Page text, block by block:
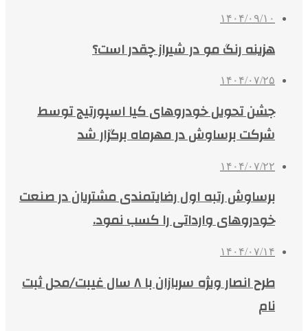
۱۴۰۴/۰۹/۱۰
هزینه رنگ مو در شیراز چقدر است؟
۱۴۰۴/۰۷/۲۵
جشن تحویل خودروهای کیا اسپورتیج توسط
شرکت برساوش در مهرماه برگزار شد
۱۴۰۴/۰۷/۲۲
برساوش رتبه اول رضایتمندی مشتریان در صنعت
خودروهای وارداتی را کسب نمود.
۱۴۰۴/۰۷/۱۴
طرح انصار ویژه سربازان با ۸ سال غیبت/محل ثبت
نام